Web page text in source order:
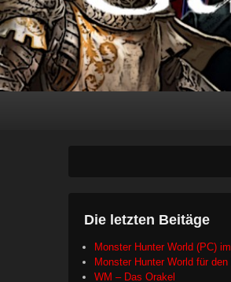
Die letzten Beitäge
Monster Hunter World (PC)
Monster Hunter World für den
WM – Das Orakel